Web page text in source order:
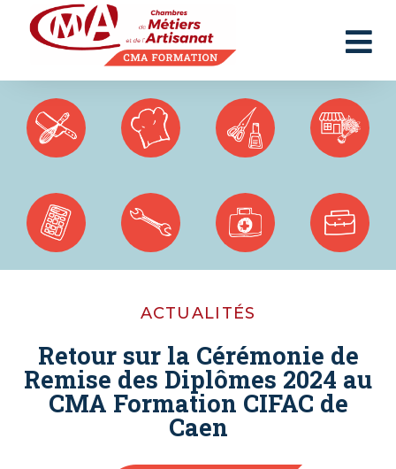
ACTUALITÉS
Retour sur la Cérémonie de
Remise des Diplômes 2024 au
CMA Formation CIFAC de
Caen
Panneau de gestion des cookies